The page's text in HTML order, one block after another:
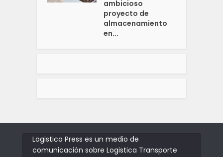
ambicioso
proyecto de
almacenamiento
en...
Logistica Press es un medio de
comunicación sobre Logistica Transporte